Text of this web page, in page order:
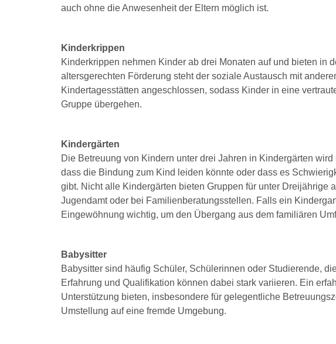
auch ohne die Anwesenheit der Eltern möglich ist.
Kinderkrippen
Kinderkrippen nehmen Kinder ab drei Monaten auf und bieten in
altersgerechten Förderung steht der soziale Austausch mit
Kindertagesstätten angeschlossen, sodass Kinder in eine
Gruppe übergehen.
Kindergärten
Die Betreuung von Kindern unter drei Jahren in Kindergärten
dass die Bindung zum Kind leiden könnte oder dass es
gibt. Nicht alle Kindergärten bieten Gruppen für unter Dreijährige
Jugendamt oder bei Familienberatungsstellen. Falls ein
Eingewöhnung wichtig, um den Übergang aus dem familiären
Babysitter
Babysitter sind häufig Schüler, Schülerinnen oder Studierende,
Erfahrung und Qualifikation können dabei stark variieren. Ein
Unterstützung bieten, insbesondere für gelegentliche
Umstellung auf eine fremde Umgebung.